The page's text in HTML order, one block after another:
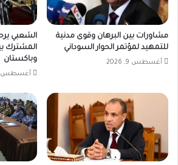
مشاورات بين البرهان وقوى مدنية
للتمهيد لمؤتمر الحوار السوداني
أغسطس 9, 2026
الشعبي
المشترك
وباكستان
أغسطس 8, 2026